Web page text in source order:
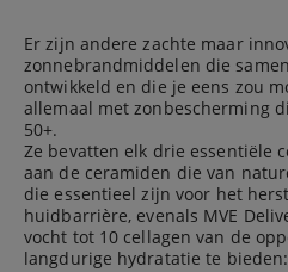
Er zijn andere zachte maar
zonnebrandmiddelen die
ontwikkeld en die je eens zou
allemaal met zonbescherming
50+.
Ze bevatten elk drie essentiële
aan de ceramiden die van
die essentieel zijn voor het
huidbarrière, evenals MVE
vocht tot 10 cellagen van de
langdurige hydratatie te bieden: